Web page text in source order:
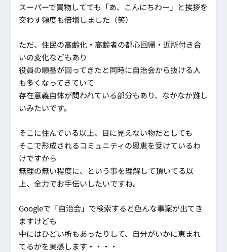
スーパーで買物してても「あ、こんにちわー」と挨拶を
交わす頻度も倍増しました（笑）
ただ、住民の高齢化・高齢者の都心回帰・近所付き合
いの変化などもあり
役員の順番が回ってきたと同時に自治会から抜ける人
も多くなってきていて
存在意義自体が問われている部分もあり、なかなか難し
いみたいです。
そこに住んでいる以上、目に見えない物だとしても
そこで形成されるコミュニティの恩恵を受けているわ
けですから
無理の無い程度に、という事を理解して頂いてる以
上、全力でお手伝いしたいですね。
Googleで「自治会」で検索すると色んな事案が出てき
ますけども
中にはひどい所もあったりして、自分がいかに恵まれ
てるかを実感します・・・・